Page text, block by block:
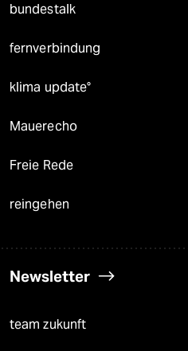
bundestalk
fernverbindung
klima update°
Mauerecho
Freie Rede
reingehen
Newsletter
team zukunft